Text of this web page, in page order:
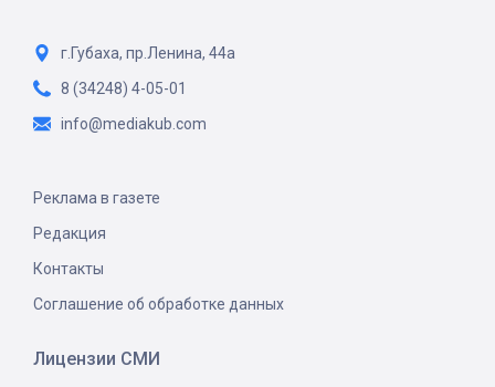
г.Губаха, пр.Ленина, 44а
8 (34248) 4-05-01
info@mediakub.com
Реклама в газете
Редакция
Контакты
Соглашение об обработке данных
Лицензии СМИ